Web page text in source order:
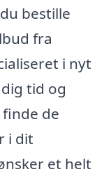
bestille
fra
i nyt
tid og
de
i dit
et helt